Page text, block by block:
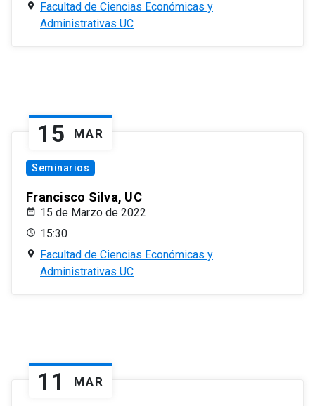
Facultad de Ciencias Económicas y
Administrativas UC
15 MAR
Seminarios
Francisco Silva, UC
15 de Marzo de 2022
15:30
Facultad de Ciencias Económicas y
Administrativas UC
11 MAR